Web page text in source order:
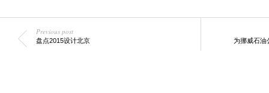
Previous post
盘点2015设计北京 为挪威石油